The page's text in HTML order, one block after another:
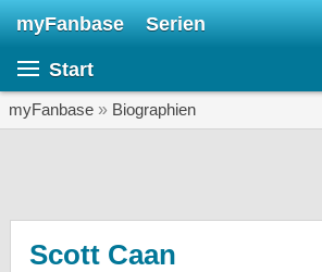
myFanbase Serien
Start
myFanbase » Biographien
Scott Caan